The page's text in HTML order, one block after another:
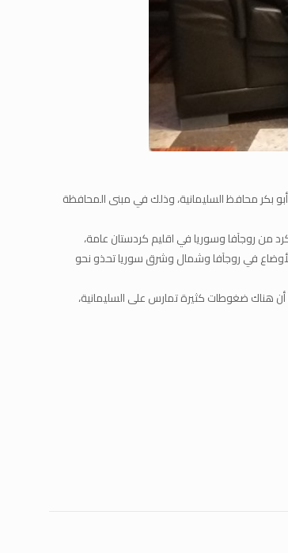
بكر محافظ السليمانية، وذلك في مبنى المحافظة
من روجآفا وسوريا في اقليم كردستان عامة،
في روجآفا وشمال وشرق سوريا تحذو نحو
هناك ضغوطات كثيرة تمارس على السليمانية،